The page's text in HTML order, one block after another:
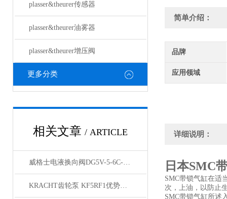
plasser&theurer传感器
plasser&theurer油雾器
plasser&theurer增压阀
更多分类
相关文章 / ARTICLE
威格士电液换向阀DG5V-5-6C-M-U-A6-10详细说明
KRACHT齿轮泵 KF5RF1优势品牌
简单介绍：
品牌
应用领域
详细说明：
日本SMC
SMC带锁气缸在适
次，上油，以防止
SMC带锁气缸所述